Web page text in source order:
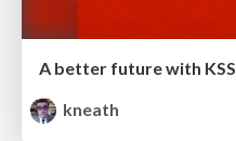
A better future with KSS
kneath